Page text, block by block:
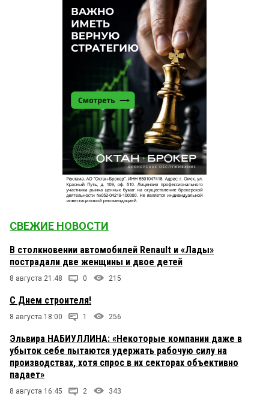
СВЕЖИЕ НОВОСТИ
В столкновении автомобилей Renault и «Лады»
пострадали две женщины и двое детей
8 августа 21:48 0 215
С Днем строителя!
8 августа 18:00 1 256
Эльвира НАБИУЛЛИНА: «Некоторые компании даже в
убыток себе пытаются удержать рабочую силу на
производствах, хотя спрос в их секторах объективно
падает»
8 августа 16:45 2 343